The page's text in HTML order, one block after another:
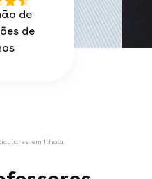
de
de
em Ilhota